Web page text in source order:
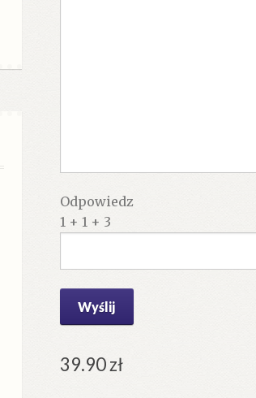
Odpowiedz
1 + 1 + 3
39.90zł